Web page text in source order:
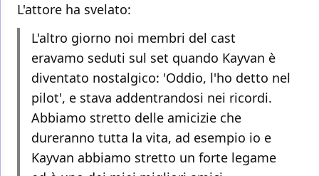
L'attore ha svelato:
L'altro giorno noi membri del cast
eravamo seduti sul set quando Kayvan è
diventato nostalgico: 'Oddio, l'ho detto nel
pilot', e stava addentrandosi nei ricordi.
Abbiamo stretto delle amicizie che
dureranno tutta la vita, ad esempio io e
Kayvan abbiamo stretto un forte legame